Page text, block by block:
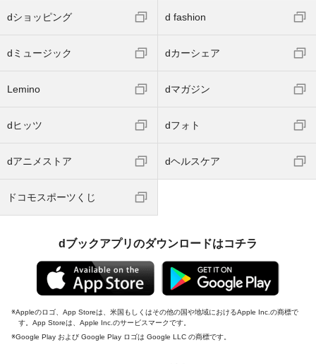
dショッピング d fashion
dミュージック dカーシェア
Lemino dマガジン
dヒッツ dフォト
dアニメストア dヘルスケア
ドコモスポーツくじ
dブックアプリのダウンロードはコチラ
Appleのロゴ、App Storeは、米国もしくはその他の国や地域におけるApple Inc.の商標で
す。App Storeは、Apple Inc.のサービスマークです。
Google Play および Google Play ロゴは Google LLC の商標です。